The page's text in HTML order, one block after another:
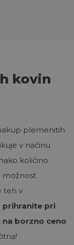
kovin
plemenitih
v načinu
količino
možnost
teh v
prihranite pri
na borzno ceno